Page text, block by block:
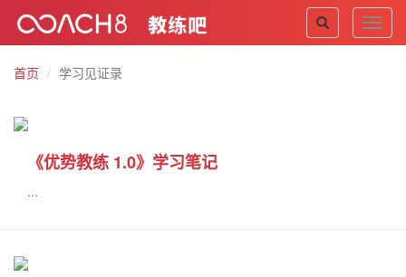
首页
学习见证录
《优势教练 1.0》学习笔记
...